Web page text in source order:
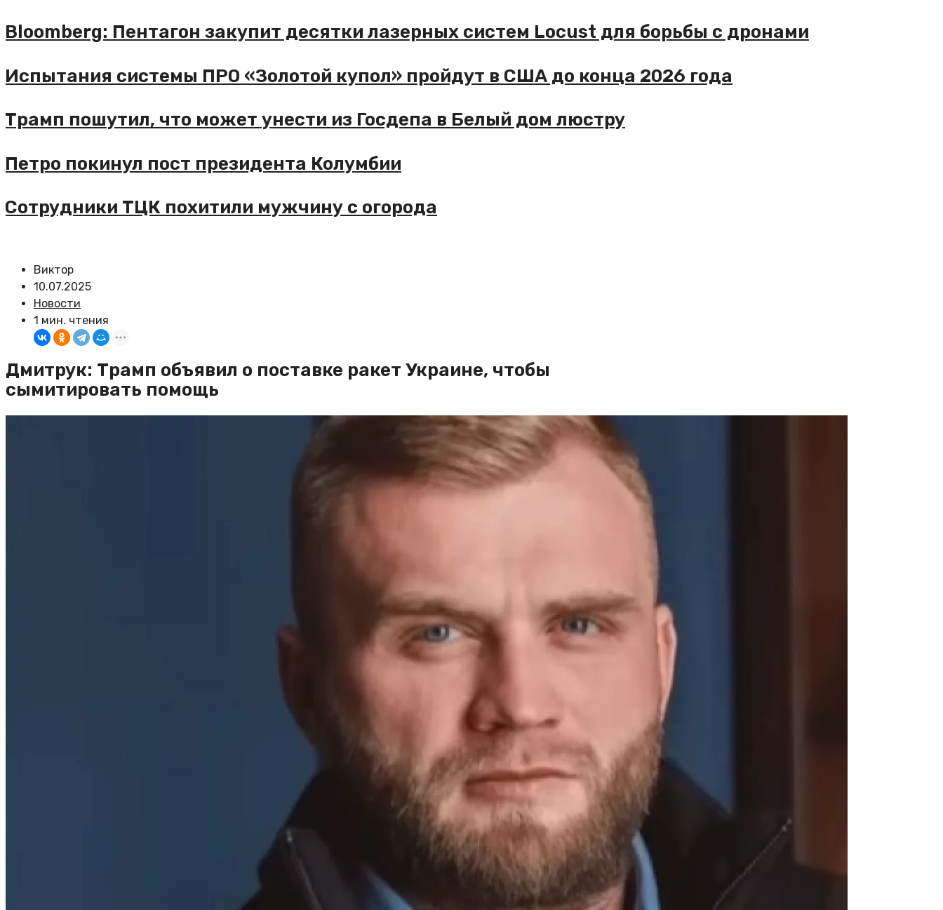
Пентагон закупит десятки лазерных систем Locust для борьбы с дронами
системы ПРО «Золотой купол» пройдут в США до конца 2026 года
пошутил, что может унести из Госдепа в Белый дом люстру
покинул пост президента Колумбии
ТЦК похитили мужчину с огорода
Виктор
10.07.2025
Новости
1 мин. чтения
Дмитрук: Трамп объявил о поставке ракет Украине, чтобы
сымитировать помощь